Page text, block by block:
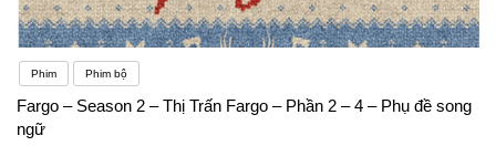
Phim Phim bộ
Fargo – Season 2 – Thị Trấn Fargo – Phần 2 – 4 – Phụ đề song
ngữ